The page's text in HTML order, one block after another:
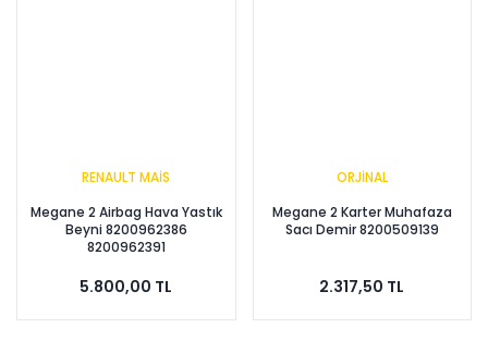
RENAULT MAİS
Megane 2 Airbag Hava Yastık
Beyni 8200962386
8200962391
5.800,00 TL
ORJİNAL
Megane 2 Karter Muhafaza
Sacı Demir 8200509139
2.317,50 TL